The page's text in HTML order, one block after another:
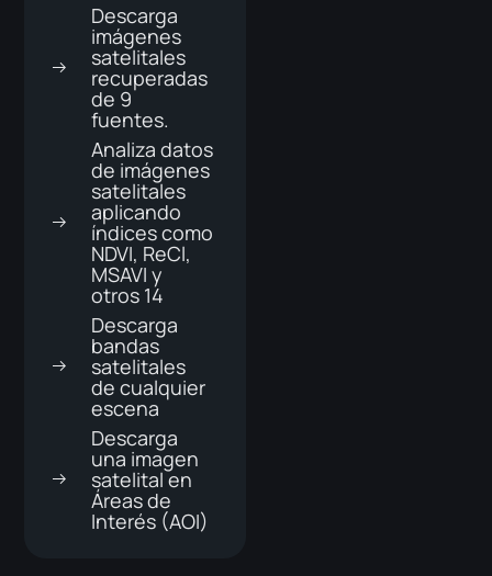
Descarga
imágenes
satelitales
recuperadas
de 9
fuentes.
Analiza datos
de imágenes
satelitales
aplicando
índices como
NDVI, ReCl,
MSAVI y
otros 14
Descarga
bandas
satelitales
de cualquier
escena
Descarga
una imagen
satelital en
Áreas de
Interés (AOI)